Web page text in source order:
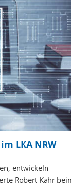
LKA NRW
entwickeln
Robert Kahr